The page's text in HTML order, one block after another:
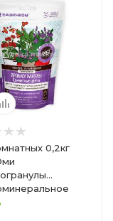
0,2кг
5/30 БШ